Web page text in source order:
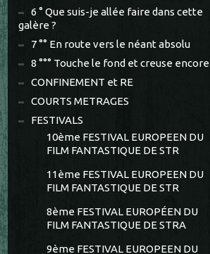
6 ° Que suis-je allée faire dans cette
galère ?
7 °° En route vers le néant absolu
8 °°° Touche le fond et creuse encore
CONFINEMENT et RE
COURTS METRAGES
FESTIVALS
10ème FESTIVAL EUROPEEN DU
FILM FANTASTIQUE DE STR
11ème FESTIVAL EUROPEEN DU
FILM FANTASTIQUE DE STR
8ème FESTIVAL EUROPÉEN DU
FILM FANTASTIQUE DE STRA
9ème FESTIVAL EUROPEEN DU